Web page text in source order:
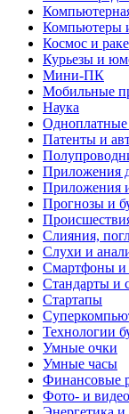
Компьютеры
Космос и
Курьезы и
Мини-ПК
Мобильные
Наука
Патенты и
Приложения
Приложения
Прогнозы и
Слияния,
Слухи и
Смартфоны
Стандарты и
Стартапы
Технологии
Умные очки
Умные часы
Финансовые
Фото- и